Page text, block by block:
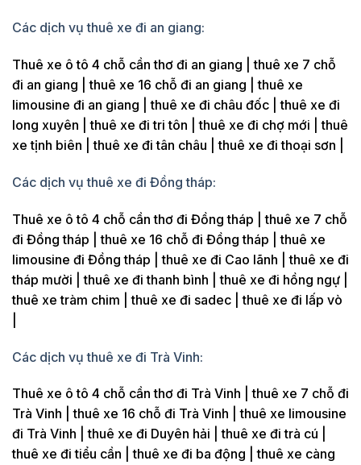
Các dịch vụ thuê xe đi an giang:
Thuê xe ô tô 4 chỗ cần thơ đi an giang | thuê xe 7 chỗ
đi an giang | thuê xe 16 chỗ đi an giang | thuê xe
limousine đi an giang | thuê xe đi châu đốc | thuê xe đi
long xuyên | thuê xe đi tri tôn | thuê xe đi chợ mới | thuê
xe tịnh biên | thuê xe đi tân châu | thuê xe đi thoại sơn |
Các dịch vụ thuê xe đi Đồng tháp:
Thuê xe ô tô 4 chỗ cần thơ đi Đồng tháp | thuê xe 7 chỗ
đi Đồng tháp | thuê xe 16 chỗ đi Đồng tháp | thuê xe
limousine đi Đồng tháp | thuê xe đi Cao lãnh | thuê xe đi
tháp mười | thuê xe đi thanh bình | thuê xe đi hồng ngự |
thuê xe tràm chim | thuê xe đi sadec | thuê xe đi lấp vò
Các dịch vụ thuê xe đi Trà Vinh:
Thuê xe ô tô 4 chỗ cần thơ đi Trà Vinh | thuê xe 7 chỗ đi
Trà Vinh | thuê xe 16 chỗ đi Trà Vinh | thuê xe limousine
đi Trà Vinh | thuê xe đi Duyên hải | thuê xe đi trà cú |
thuê xe đi tiểu cần | thuê xe đi ba động | thuê xe càng